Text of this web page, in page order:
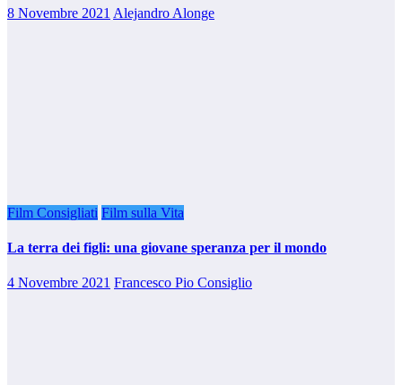
8 Novembre 2021 Alejandro Alonge
Film Consigliati Film sulla Vita
La terra dei figli: una giovane speranza per il mondo
4 Novembre 2021 Francesco Pio Consiglio